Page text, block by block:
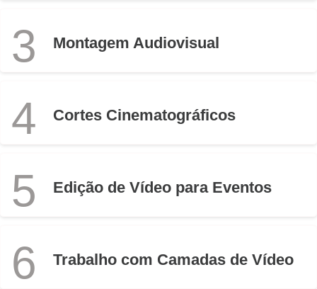
3 Montagem Audiovisual
4 Cortes Cinematográficos
5 Edição de Vídeo para Eventos
6 Trabalho com Camadas de Vídeo